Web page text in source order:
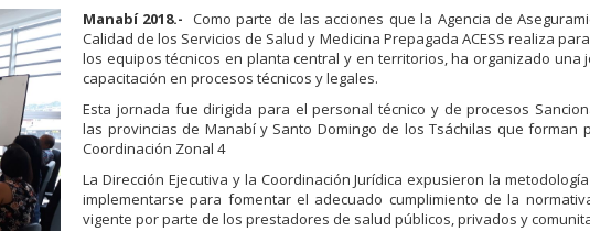
Manabí 2018.- Como parte de las acciones que la Agencia de
Calidad de los Servicios de Salud y Medicina Prepagada ACESS realiza
los equipos técnicos en planta central y en territorios, ha organizado una
capacitación en procesos técnicos y legales.
Esta jornada fue dirigida para el personal técnico y de procesos
las provincias de Manabí y Santo Domingo de los Tsáchilas que forman
Coordinación Zonal 4
La Dirección Ejecutiva y la Coordinación Jurídica expusieron la
implementarse para fomentar el adecuado cumplimiento de la
vigente por parte de los prestadores de salud públicos, privados y